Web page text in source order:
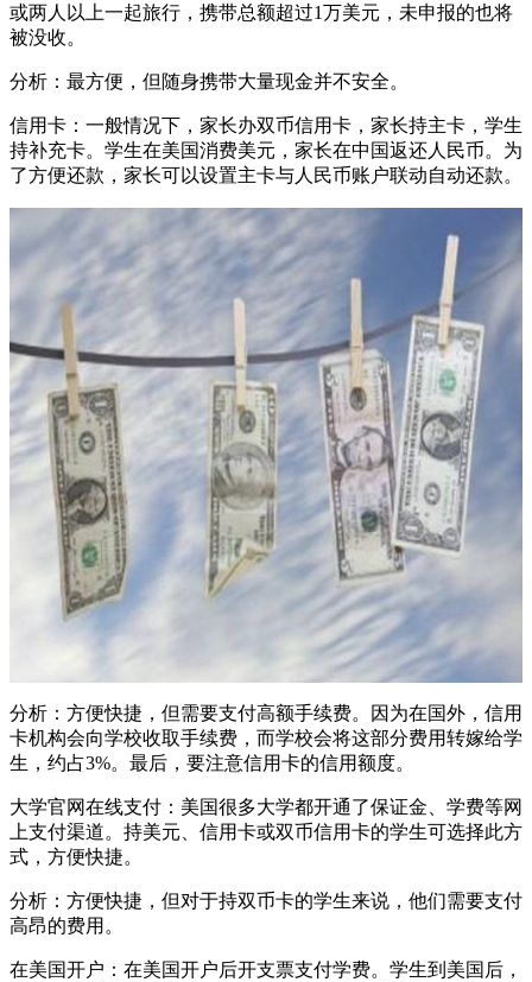
或两人以上一起旅行，携带总额超过1万美元，未申报的也将
被没收。
分析：最方便，但随身携带大量现金并不安全。
信用卡：一般情况下，家长办双币信用卡，家长持主卡，学生
持补充卡。学生在美国消费美元，家长在中国返还人民币。为
了方便还款，家长可以设置主卡与人民币账户联动自动还款。
分析：方便快捷，但需要支付高额手续费。因为在国外，信用
卡机构会向学校收取手续费，而学校会将这部分费用转嫁给学
生，约占3%。最后，要注意信用卡的信用额度。
大学官网在线支付：美国很多大学都开通了保证金、学费等网
上支付渠道。持美元、信用卡或双币信用卡的学生可选择此方
式，方便快捷。
分析：方便快捷，但对于持双币卡的学生来说，他们需要支付
高昂的费用。
在美国开户：在美国开户后开支票支付学费。学生到美国后，